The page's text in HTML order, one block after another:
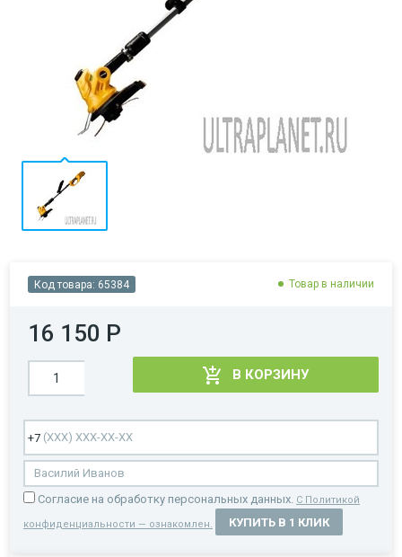
Код товара: 65384 Товар в наличии
16 150 Р
В КОРЗИНУ
Cогласие на обработку персональных данных. С Политикой
конфиденциальности — ознакомлен. КУПИТЬ В 1 КЛИК